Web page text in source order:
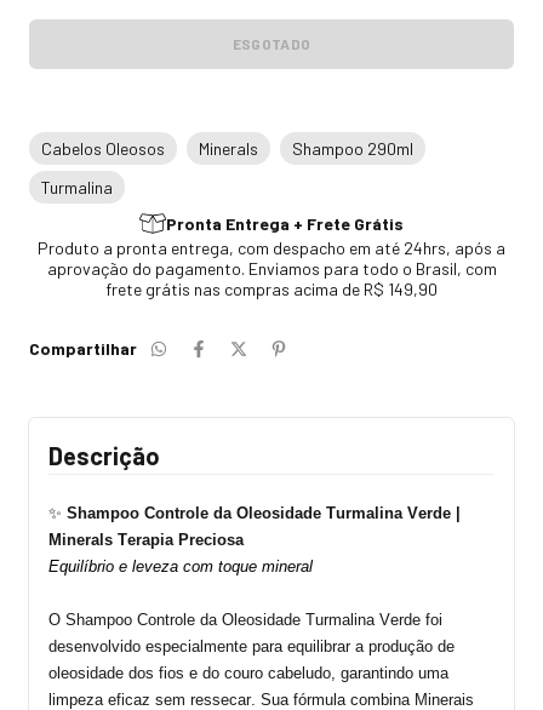
Cabelos Oleosos Minerals
Shampoo 290ml
Turmalina
Pronta Entrega + Frete Grátis
Produto a pronta entrega, com despacho em até 24hrs, após a
aprovação do pagamento. Enviamos para todo o Brasil, com
frete grátis nas compras acima de R$ 149,90
Compartilhar
Descrição
✨ Shampoo Controle da Oleosidade Turmalina Verde
Minerals Terapia Preciosa
Equilíbrio e leveza com toque mineral
O Shampoo Controle da Oleosidade Turmalina Verde foi
desenvolvido especialmente para equilibrar a produção de
oleosidade dos fios e do couro cabeludo, garantindo uma
limpeza eficaz sem ressecar. Sua fórmula combina Minerais